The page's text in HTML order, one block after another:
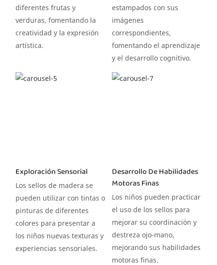
diferentes frutas y
verduras, fomentando la
creatividad y la expresión
artística.
estampados con sus
imágenes
correspondientes,
fomentando el aprendizaje
y el desarrollo cognitivo.
Exploración Sensorial
Los sellos de madera se
pueden utilizar con tintas o
pinturas de diferentes
colores para presentar a
los niños nuevas texturas y
experiencias sensoriales.
Desarrollo De Habilidades
Motoras Finas
Los niños pueden practicar
el uso de los sellos para
mejorar su coordinación y
destreza ojo-mano,
mejorando sus habilidades
motoras finas.